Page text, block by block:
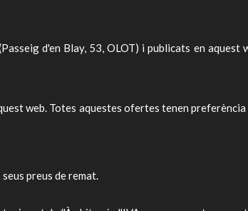
d'en Blay, 53, OLOT) i publicats en aquest
web. Totes aquestes ofertes tenen preferència
preus de remat.